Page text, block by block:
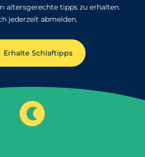
altersgerechte tipps zu erhalten.
jederzeit abmelden.
Erhalte Schlaftipps